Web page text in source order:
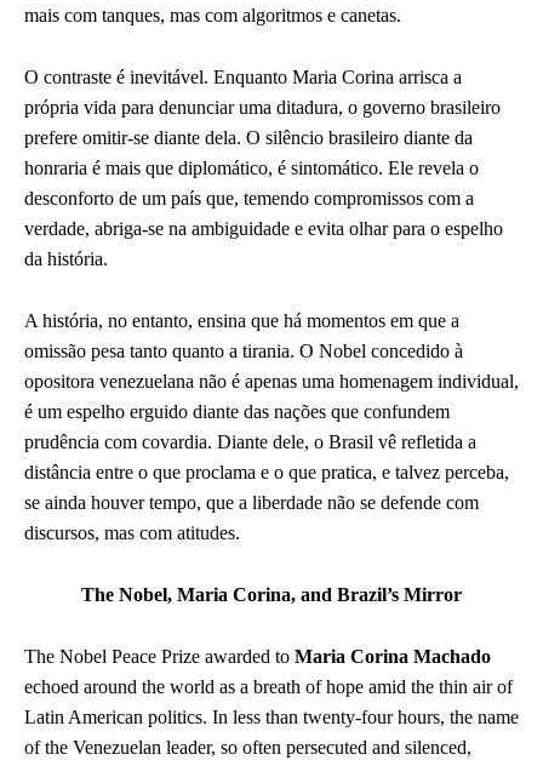
mais com tanques, mas com algoritmos e canetas.
O contraste é inevitável. Enquanto Maria Corina arrisca a
própria vida para denunciar uma ditadura, o governo brasileiro
prefere omitir-se diante dela. O silêncio brasileiro diante da
honraria é mais que diplomático, é sintomático. Ele revela o
desconforto de um país que, temendo compromissos com a
verdade, abriga-se na ambiguidade e evita olhar para o espelho
da história.
A história, no entanto, ensina que há momentos em que a
omissão pesa tanto quanto a tirania. O Nobel concedido à
opositora venezuelana não é apenas uma homenagem individual,
é um espelho erguido diante das nações que confundem
prudência com covardia. Diante dele, o Brasil vê refletida a
distância entre o que proclama e o que pratica, e talvez perceba,
se ainda houver tempo, que a liberdade não se defende com
discursos, mas com atitudes.
The Nobel, Maria Corina, and Brazil’s Mirror
The Nobel Peace Prize awarded to Maria Corina Machado
echoed around the world as a breath of hope amid the thin air of
Latin American politics. In less than twenty-four hours, the name
of the Venezuelan leader, so often persecuted and silenced,